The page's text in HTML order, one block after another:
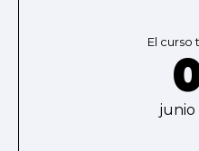
El curso
junio